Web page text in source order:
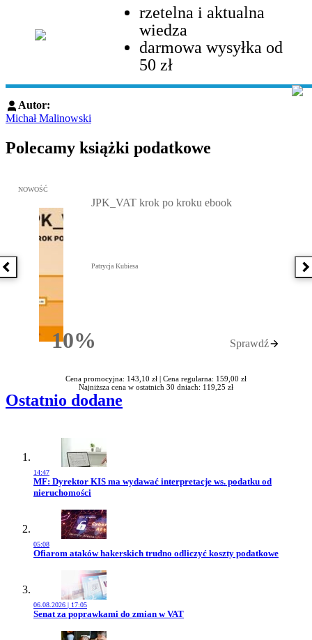
rzetelna i aktualna
wiedza
darmowa wysyłka od
50 zł
Autor:
Michał Malinowski
Polecamy książki podatkowe
Poprzednia książka
Przejdź do: JPK_VAT krok po kroku ebook, Patrycja Kubiesa -
NOWOŚĆ
10%Rabatu
JPK_VAT krok po kroku ebook
Patrycja Kubiesa
Sprawdź
Cena promocyjna: 143,10 zł | Cena regularna: 159,00 zł
Najniższa cena w ostatnich 30 dniach: 119,25 zł
Ostatnio dodane
14:47
Przejdź do artykułu:
MF: Dyrektor KIS ma wydawać interpretacje ws. podatku od
nieruchomości
05:08
Przejdź do artykułu:
Ofiarom ataków hakerskich trudno odliczyć koszty podatkowe
06.08.2026 | 17:05
Przejdź do artykułu:
Senat za poprawkami do zmian w VAT